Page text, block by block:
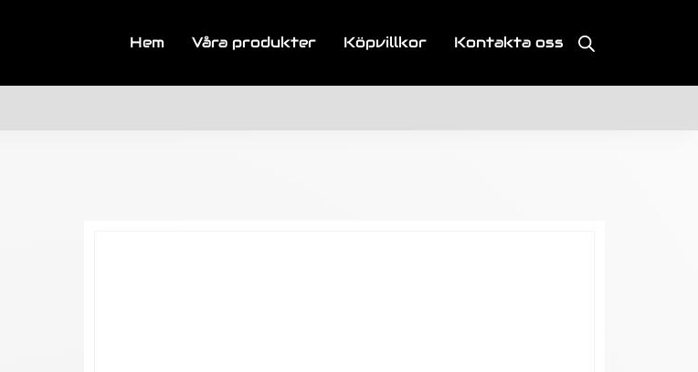
Hem Våra produkter Köpvillkor Kontakta oss